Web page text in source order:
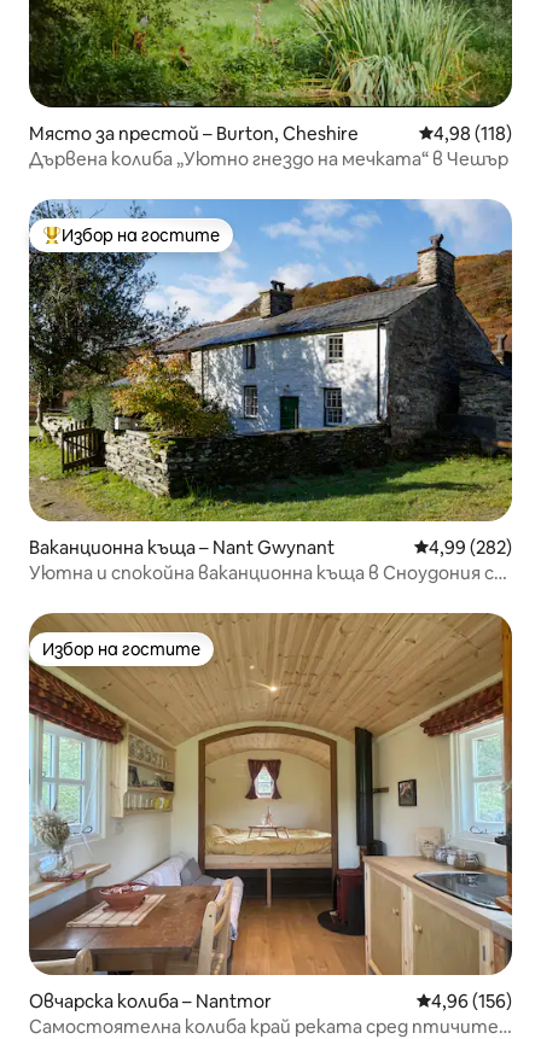
Място за престой – Burton, Cheshire Средна
4,98 (118)
Дървена колиба „Уютно гнездо на мечката“ в Чешър
Най-популярен избор на гостите
Избор на гостите
Ваканционна къща – Nant Gwynant Средна
4,99 (282)
Уютна и спокойна ваканционна къща в Сноудония с
Избор на гостите
Избор на гостите
Овчарска колиба – Nantmor Средна
4,96 (156)
Самостоятелна колиба край реката сред птичите